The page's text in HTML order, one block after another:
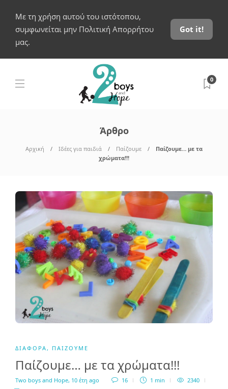
Με τη χρήση αυτού του ιστότοπου,
συμφωνείται μην Πολιτική Απορρήτου
μας.
Got it!
0
Άρθρο
Αρχική Ιδέες για παιδιά Παίζουμε
Παίζουμε… με τα
χρώματα!!!
ΔΙΆΦΟΡΑ , ΠΑΊΖΟΥΜΕ
Παίζουμε… με τα χρώματα!!!
Two boys and Hope, 10 έτη ago 16 1 min 2340